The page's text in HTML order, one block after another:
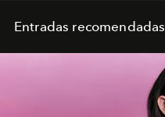
Entradas recomendadas